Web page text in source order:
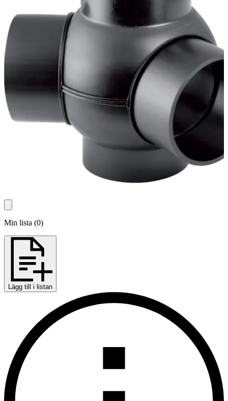
Min lista (0)
Lägg till i listan